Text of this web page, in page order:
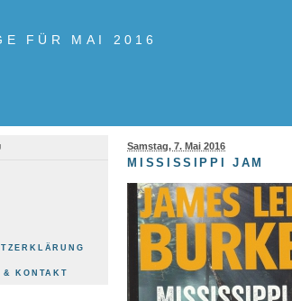
FÜR MAI 2016
& KONTAKT
Samstag, 7. Mai 2016
MISSISSIPPI JAM